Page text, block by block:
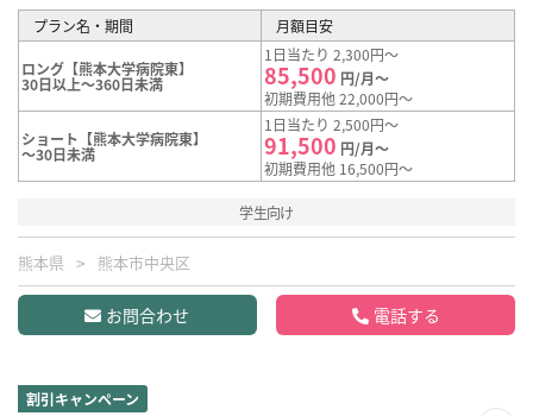
プラン名・期間 月額目安
ロング【熊本大学病院東】
30日以上～360日未満
1日当たり 2,300円～
85,500 円/月～
初期費用他 22,000円～
ショート【熊本大学病院東】
～30日未満
1日当たり 2,500円～
91,500 円/月～
初期費用他 16,500円～
学生向け
熊本県 熊本市中央区
お問合わせ 電話する
割引キャンペーン